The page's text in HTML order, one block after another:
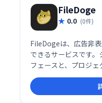
FileDoge
0.0 (0件)
FileDogeは、広告非
できるサービスです
フェースと、プロジ
を提供しています。
や、API連携によるシ
も最適です。